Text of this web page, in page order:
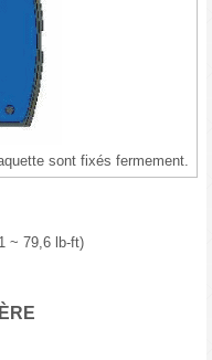
sont fixés fermement.
~ 79,6 lb-ft)